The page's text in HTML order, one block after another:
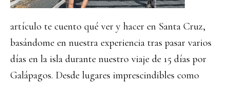
artículo te cuento qué ver y hacer en Santa Cruz,
basándome en nuestra experiencia tras pasar varios
días en la isla durante nuestro viaje de 15 días por
Galápagos. Desde lugares imprescindibles como